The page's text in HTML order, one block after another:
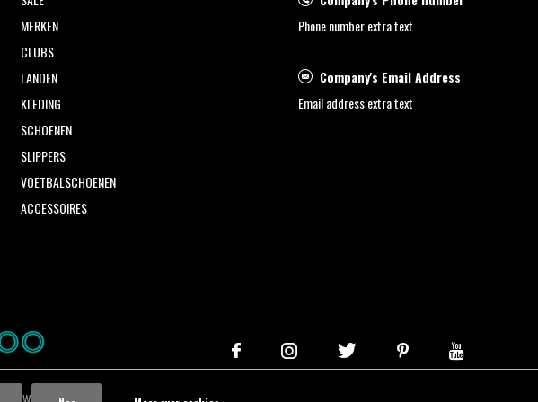
MERKEN
CLUBS
LANDEN
KLEDING
SCHOENEN
SLIPPERS
VOETBALSCHOENEN
ACCESSOIRES
Phone number extra text
Company's Email Address
Email address extra text